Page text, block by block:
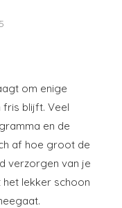
om enige
blijft. Veel
en de
af hoe groot de
verzorgen van je
lekker schoon